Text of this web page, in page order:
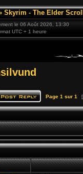
Skyrim - The Elder
le 06 Août 2026, 13:30
UTC + 1 heure
Page 1 sur 1